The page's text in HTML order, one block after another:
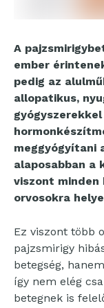
A
ember
pedig az
allopatikus,
meggyógyítani
alaposabban a
viszont
orvosokra
Ez viszont több
pajzsmirigy
betegség,
így nem elég
betegnek is